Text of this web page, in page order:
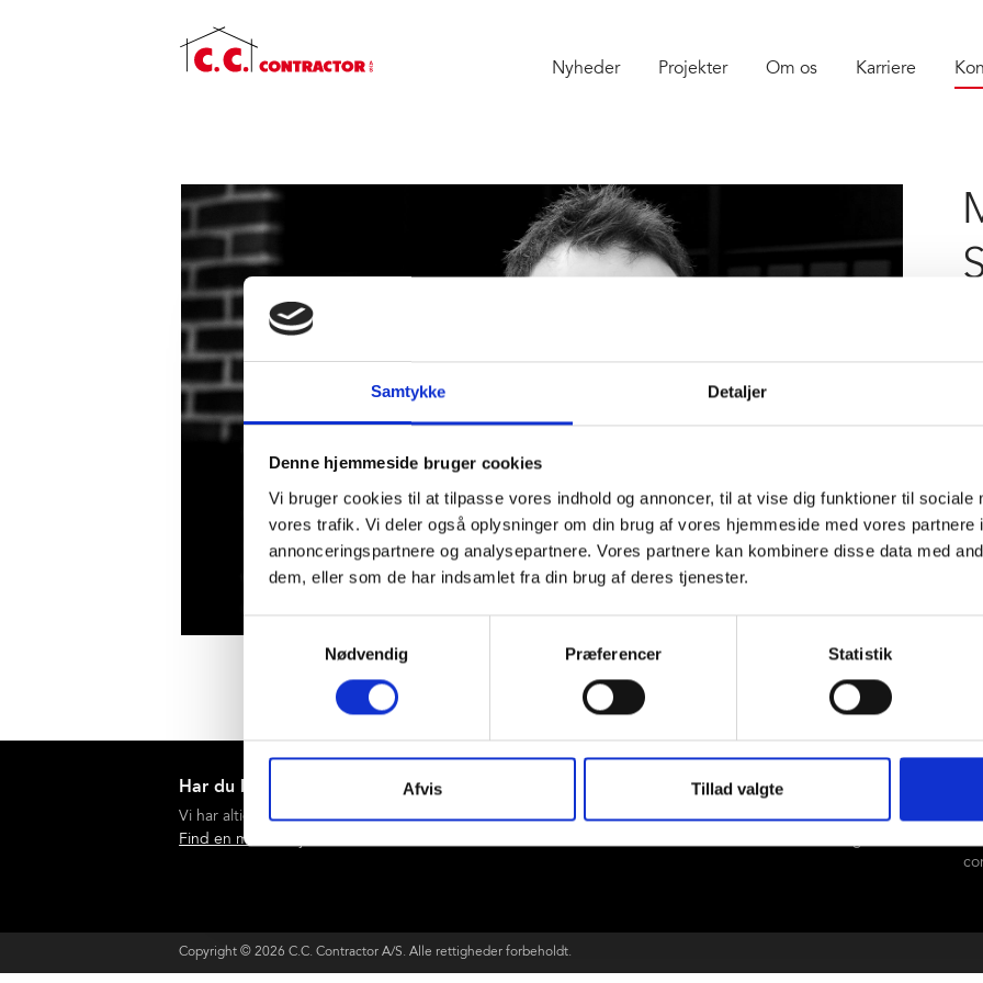
Samtykke Detaljer
Denne hjemmeside bruger cookies
Vi bruger cookies til at tilpasse vores indhold og annoncer, til at vise dig funktioner til sociale
vores trafik. Vi deler også oplysninger om din brug af vores hjemmeside med vores partnere
annonceringspartnere og analysepartnere. Vores partnere kan kombinere disse data med
dem, eller som de har indsamlet fra din brug af deres tjenester.
Nødvendig
Præferencer Statistik
Afvis Tillad valgte
Nyheder Projekter Om os Karriere
Har du brug for hjælp?
Vi har altid tid og lyst til en snak.
Find en medarbejder
c.c. contractor
Theresavej 1
Copyright © 2026 C.C. Contractor A/S. Alle rettigheder forbeholdt.